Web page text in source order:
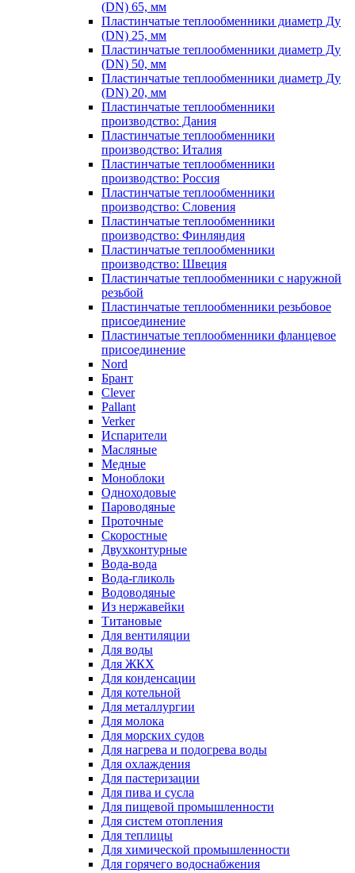
(DN) 65, мм
Пластинчатые теплообменники диаметр Ду
(DN) 25, мм
Пластинчатые теплообменники диаметр Ду
(DN) 50, мм
Пластинчатые теплообменники диаметр Ду
(DN) 20, мм
Пластинчатые теплообменники
производство: Дания
Пластинчатые теплообменники
производство: Италия
Пластинчатые теплообменники
производство: Россия
Пластинчатые теплообменники
производство: Словения
Пластинчатые теплообменники
производство: Финляндия
Пластинчатые теплообменники
производство: Швеция
Пластинчатые теплообменники с наружной
резьбой
Пластинчатые теплообменники резьбовое
присоединение
Пластинчатые теплообменники фланцевое
присоединение
Nord
Брант
Clever
Pallant
Verker
Испарители
Масляные
Медные
Моноблоки
Одноходовые
Пароводяные
Проточные
Скоростные
Двухконтурные
Вода-вода
Вода-гликоль
Водоводяные
Из нержавейки
Титановые
Для вентиляции
Для воды
Для ЖКХ
Для конденсации
Для котельной
Для металлургии
Для молока
Для морских судов
Для нагрева и подогрева воды
Для охлаждения
Для пастеризации
Для пива и сусла
Для пищевой промышленности
Для систем отопления
Для теплицы
Для химической промышленности
Для горячего водоснабжения